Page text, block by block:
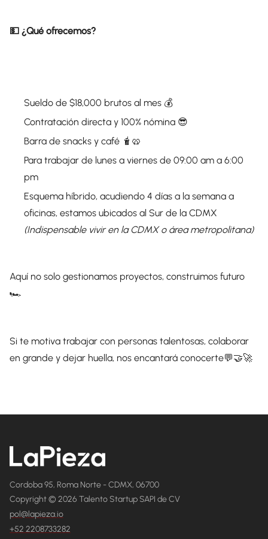
💵 ¿Qué ofrecemos?
Sueldo de $18,000 brutos al mes 💰
Contratación directa y 100% nómina 😎
Barra de snacks y café 🧋🥨
Para trabajar de lunes a viernes de 09:00 am a 6:00
pm
Esquema híbrido, acudiendo 4 días a la semana a
oficinas, estamos ubicados al Sur de la CDMX
(Indispensable vivir en la CDMX o área metropolitana)
Aquí no solo gestionamos proyectos, construimos futuro
🏎️
Si te motiva trabajar con personas talentosas, colaborar
en grande y dejar huella, nos encantará conocerte💬🤝🚀
Cordoba 95, Roma Norte - CDMX, 06700
Copyright © 2026 Talento Startup SAPI de CV
pol@lapieza.io
+52 2208733282